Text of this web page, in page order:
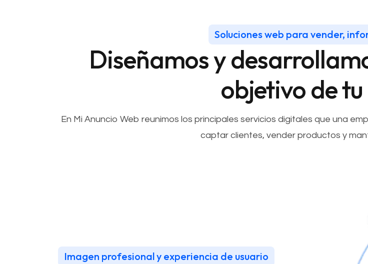
Soluciones web para vender,
Diseñamos y
objetivo de
En Mi Anuncio Web reunimos los principales servicios digitales que una
captar clientes, vender productos y
Imagen profesional y experiencia de usuario